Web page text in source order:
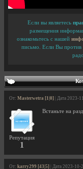
Если вы являетесь
размещения
ознакомьтесь с нашей
письмо. Если Вы против
От: Masterwetra [1|0] | Дата 2023-
Репутация
1
Встаньте на
От: karry299 [43|5] | Дата 2023-